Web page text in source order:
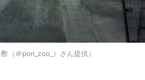
（＠pon_zoo_）さん提供）